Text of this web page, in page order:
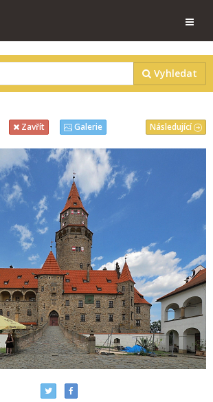
Vyhledat
Následující
Zavřít Galerie